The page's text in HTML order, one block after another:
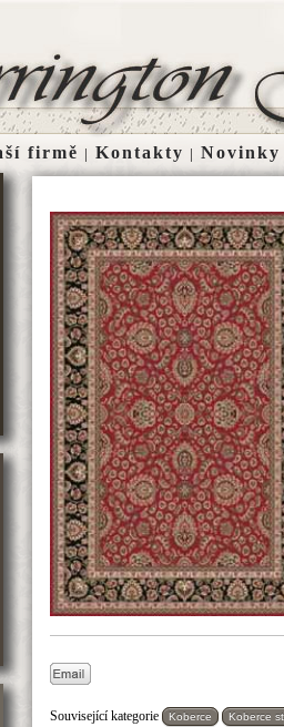
Související kategorie Koberce Koberce
firmě | Kontakty | Novinky